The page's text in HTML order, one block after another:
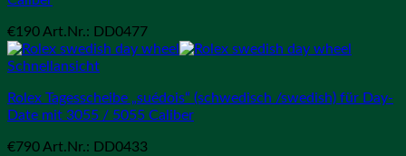
€190 Art.Nr.: DD0477
Schnellansicht
Rolex Tagesscheibe „suédois“ (schwedisch /swedish) für Day-
Date mit 3055 / 5055 Caliber
€790 Art.Nr.: DD0433